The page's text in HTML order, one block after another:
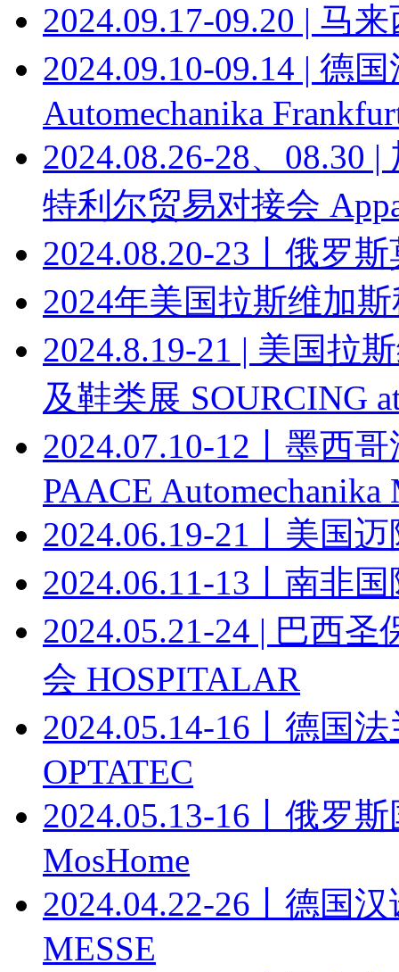
2024.09.17-09.20 | 马
2024.09.10-09.14 | 德
Automechanika
2024.08.26-28、08.30
特利尔贸易对接会
2024.08.20-23丨俄罗
2024年美国拉斯维加
2024.8.19-21 | 美国拉
及鞋类展 SOURCING
2024.07.10-12丨墨西
PAACE Automechanika
2024.06.19-21丨美国
2024.06.11-13丨南非
2024.05.21-24 | 巴西
会 HOSPITALAR
2024.05.14-16丨德国
OPTATEC
2024.05.13-16丨俄罗
MosHome
2024.04.22-26丨德国
MESSE